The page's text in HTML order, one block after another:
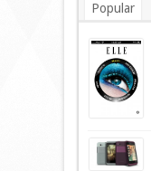
Popular